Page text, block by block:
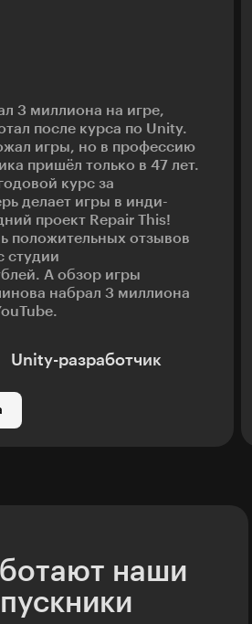
3 миллиона на игре,
после курса по Unity.
игры, но в профессию
пришёл только в 47 лет.
курс за
делает игры в инди-
проект Repair This!
положительных отзывов
студии
А обзор игры
набрал 3 миллиона
Unity-разработчик
наши